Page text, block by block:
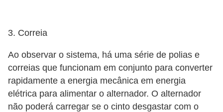
3. Correia
Ao observar o sistema, há uma série de polias e
correias que funcionam em conjunto para converter
rapidamente a energia mecânica em energia
elétrica para alimentar o alternador. O alternador
não poderá carregar se o cinto desgastar com o